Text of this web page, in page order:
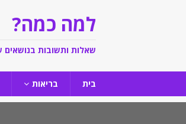
למה כמה?
שאלות ותשובות בנושאים
בית בריאות